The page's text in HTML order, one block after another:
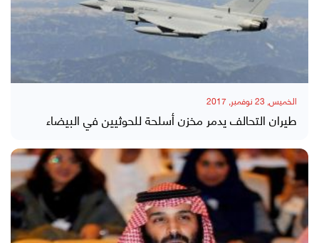
الخميس, 23 نوفمبر, 2017
طيران التحالف يدمر مخزن أسلحة للحوثيين في البيضاء